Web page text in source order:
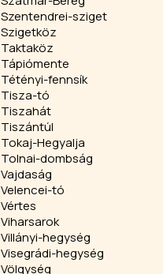
Szentendrei-sziget
Szigetköz
Taktaköz
Tápiómente
Tétényi-fennsík
Tisza-tó
Tiszahát
Tiszántúl
Tokaj-Hegyalja
Tolnai-dombság
Vajdaság
Velencei-tó
Vértes
Viharsarok
Villányi-hegység
Visegrádi-hegység
Völgység